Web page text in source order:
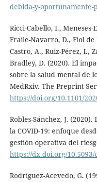
debida-y-oportunamente-
Ricci-Cabello, I., Meneses-
Fraile-Navarro, D., Fiol de
Castro, A., Ruiz-Pérez, I.,
Bradley, D. (2020). El
sobre la salud mental de
MedRxiv. The Preprint
https://doi.org/10.1101/
Robles-Sánchez, J.
la COVID-19: enfoque
gestión operativa del
https://dx.doi.org/10.5093/
Rodríguez-Acevedo, G.